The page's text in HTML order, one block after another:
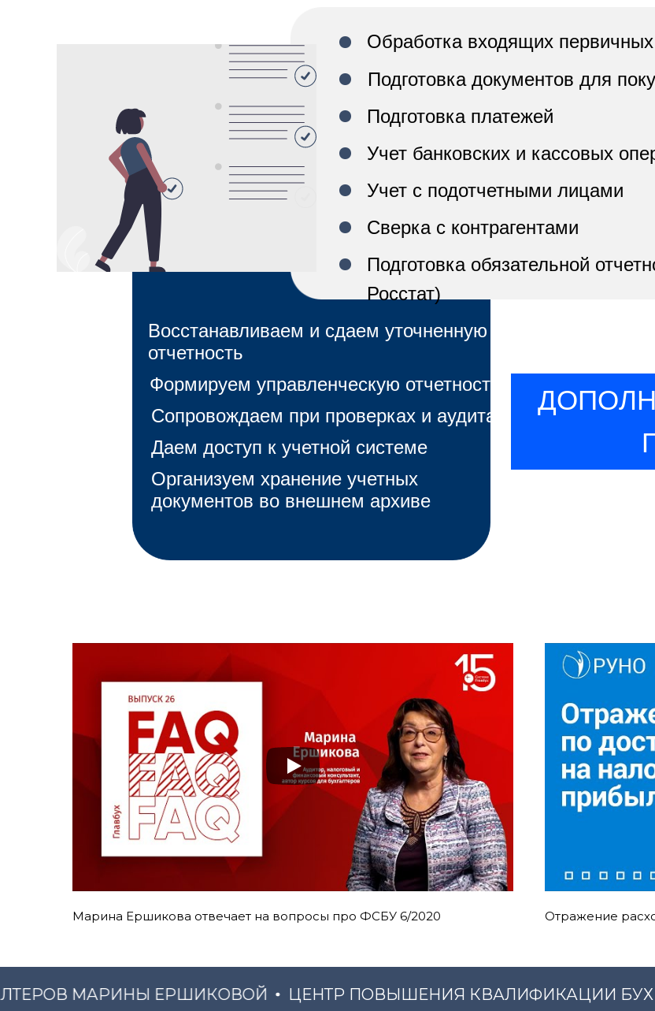
Подготовка документов для
Подготовка платежей
Учет банковских и кассовых
Учет с подотчетными лицами
Сверка с контрагентами
Подготовка обязательной
Росстат)
Восстанавливаем и сдаем уточненную
отчетность
Формируем управленческую отчетность
Сопровождаем при проверках и аудитах
Даем доступ к учетной системе
Организуем хранение учетных
документов во внешнем архиве
Обработка входящих
Марина Ершикова отвечает на вопросы про ФСБУ 6/2020 Отражение
МАРИНЫ ЕРШИКОВОЙ ЦЕНТР ПОВЫШЕНИЯ КВАЛИФИКАЦИИ